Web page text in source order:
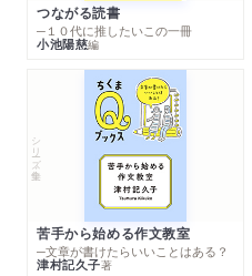
つながる読書
─１０代に推したいこの一冊
小池陽慈編
シリーズ・全集
苦手から始める作文教室
─文章が書けたらいいことはある？
津村記久子著